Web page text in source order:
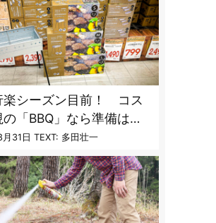
楽シーズン目前！ コス
「BBQ」なら準備は
アル」一択だった
31日 TEXT: 多田壮一